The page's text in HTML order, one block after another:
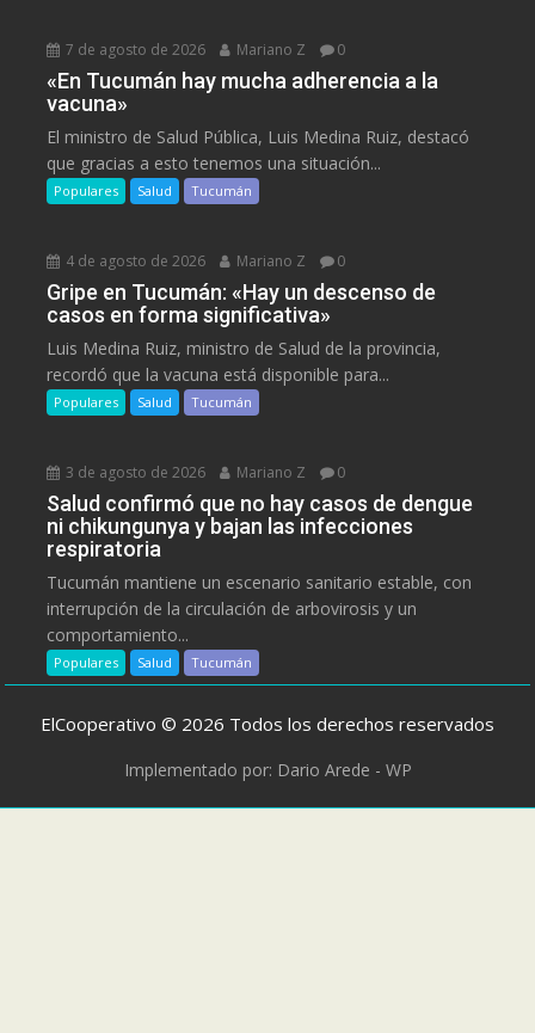
7 de agosto de 2026 Mariano Z 0
«En Tucumán hay mucha adherencia a la
vacuna»
El ministro de Salud Pública, Luis Medina Ruiz, destacó
que gracias a esto tenemos una situación...
Populares Salud Tucumán
4 de agosto de 2026 Mariano Z 0
Gripe en Tucumán: «Hay un descenso de
casos en forma significativa»
Luis Medina Ruiz, ministro de Salud de la provincia,
recordó que la vacuna está disponible para...
Populares Salud Tucumán
3 de agosto de 2026 Mariano Z 0
Salud confirmó que no hay casos de dengue
ni chikungunya y bajan las infecciones
respiratoria
Tucumán mantiene un escenario sanitario estable, con
interrupción de la circulación de arbovirosis y un
comportamiento...
Populares Salud Tucumán
ElCooperativo © 2026 Todos los derechos reservados